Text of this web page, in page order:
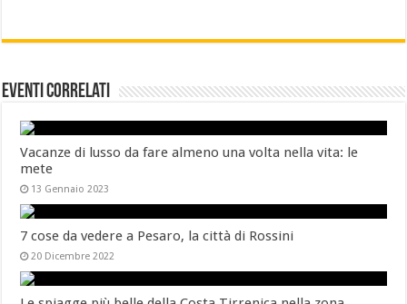
Eventi Correlati
Vacanze di lusso da fare almeno una volta nella vita: le
mete
13 Gennaio 2023
7 cose da vedere a Pesaro, la città di Rossini
20 Dicembre 2022